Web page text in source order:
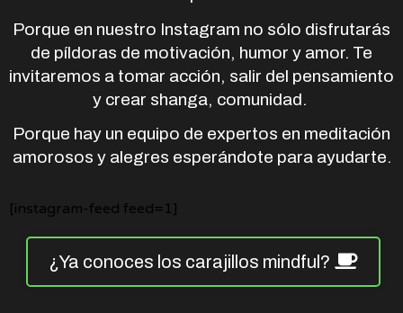
Porque en nuestro Instagram no sólo disfrutarás
de píldoras de motivación, humor y amor. Te
invitaremos a tomar acción, salir del pensamiento
y crear shanga, comunidad.
Porque hay un equipo de expertos en meditación
amorosos y alegres esperándote para ayudarte.
[instagram-feed feed=1]
¿Ya conoces los carajillos mindful?